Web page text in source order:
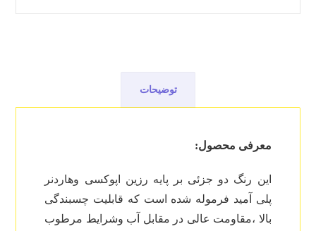
توضیحات
معرفی محصول:
این رنگ دو جزئی بر پایه رزین اپوکسی وهاردنر
پلی آمید فرموله شده است که قابلیت چسبندگی
بالا ،مقاومت عالی در مقابل آب وشرایط مرطوب